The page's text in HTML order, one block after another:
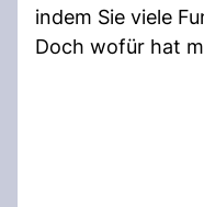
indem Sie viele
Doch wofür hat